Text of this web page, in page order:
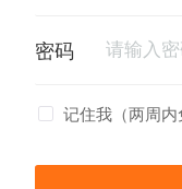
记住我（两周内